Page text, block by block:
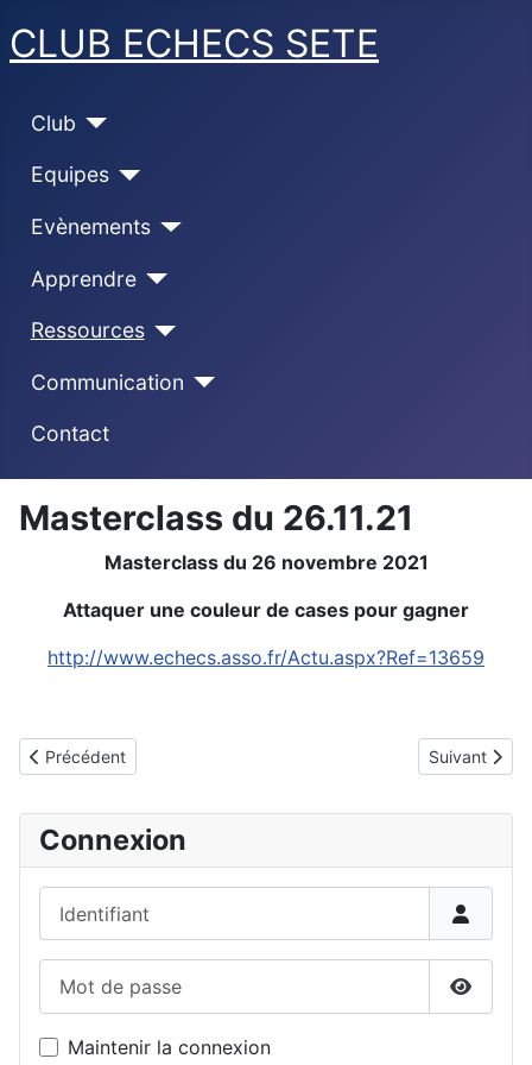
CLUB ECHECS SETE
Club
Equipes
Evènements
Apprendre
Ressources
Communication
Contact
Masterclass du 26.11.21
Masterclass du 26 novembre 2021
Attaquer une couleur de cases pour gagner
http://www.echecs.asso.fr/Actu.aspx?Ref=13659
Détails
Article précédent : Masterclass du 17.12.21
Précédent Article
Suivant
Connexion
Maintenir la connexion